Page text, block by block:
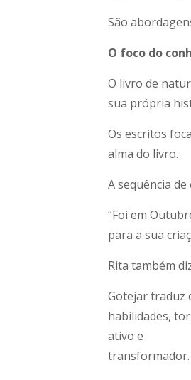
São
O foco do
O livro de
sua própria
Os escritos
alma do livro.
A sequência
“Foi em
para a sua
Rita também
Gotejar traduz
habilidades,
ativo e
transformador.